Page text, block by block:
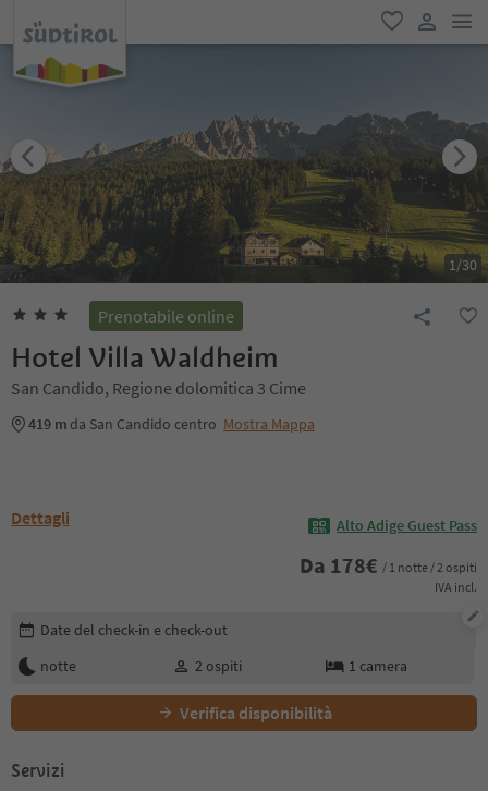
favoriti
user link
1/30
Prenotabile online
Hotel Villa Waldheim
San Candido, Regione dolomitica 3 Cime
419 m da San Candido centro Mostra Mappa
Dettagli Alto Adige Guest Pass
Da 178€ / 1 notte / 2 ospiti
IVA incl.
Modifica i dettagli della prenotazione
Date del check-in e check-out
notte
2 ospiti 1 camera
Verifica disponibilità
Servizi